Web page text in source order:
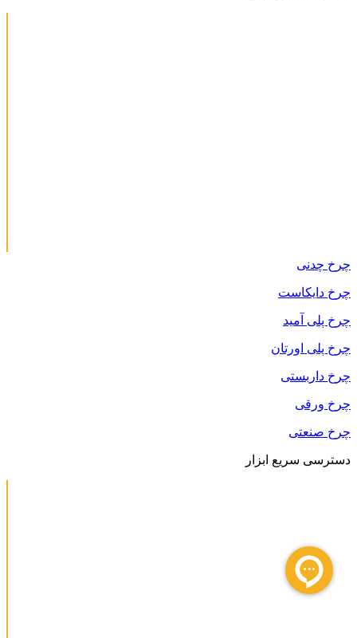
چرخ چدنی
چرخ دایکاست
چرخ پلی آمید
چرخ پلی اورتان
چرخ داربستی
چرخ ورقی
چرخ صنعتی
دسترسی سریع ابزار